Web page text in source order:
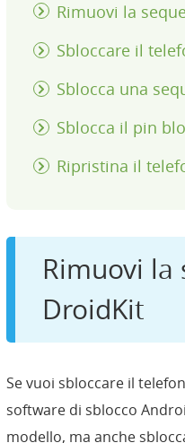
Rimuovi la
Sbloccare il
Sblocca una
Sblocca il pin
Ripristina il
Rimuovi
DroidKit
Se vuoi sbloccare il
software di sblocco
modello, ma anche